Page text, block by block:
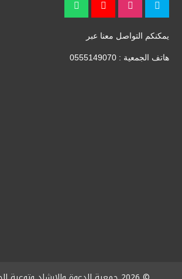
يمكنكم التواصل معنا عبر
هاتف الجمعية : 0555149070